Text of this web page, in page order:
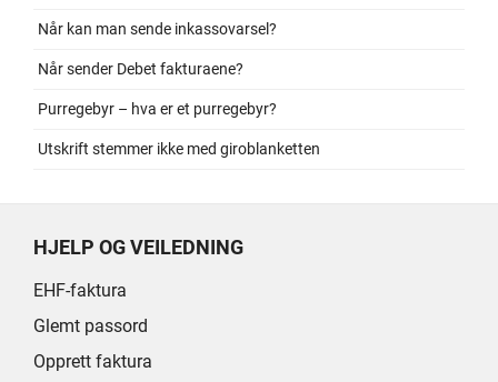
Når kan man sende inkassovarsel?
Når sender Debet fakturaene?
Purregebyr – hva er et purregebyr?
Utskrift stemmer ikke med giroblanketten
HJELP OG VEILEDNING
EHF-faktura
Glemt passord
Opprett faktura